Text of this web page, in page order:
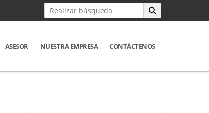
ASESOR NUESTRA EMPRESA CONTÁCTENOS